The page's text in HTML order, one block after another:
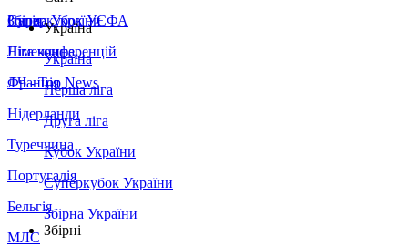
Збірна України
Італія
Німеччина
Франція
Нідерланди
Туреччина
Португалія
Бельгія
МЛС
Суперкубок УЄФА
Ліга конференцій
ЛЧ - Top News
Україна
Україна
Перша ліга
Друга ліга
Кубок України
Суперкубок України
Збірна України
Збірні